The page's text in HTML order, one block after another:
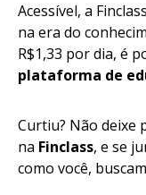
Acessível, a
na era do
R$1,33 por dia, é
plataforma de
Curtiu? Não deixe
na Finclass, e se
como você,